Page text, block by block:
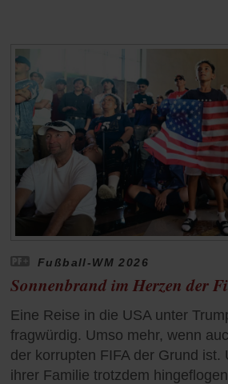
Fußball-WM 2026
Sonnenbrand im Herzen der
Eine Reise in die USA unter
fragwürdig. Umso mehr, wenn
der korrupten FIFA der Grund ist.
ihrer Familie trotzdem